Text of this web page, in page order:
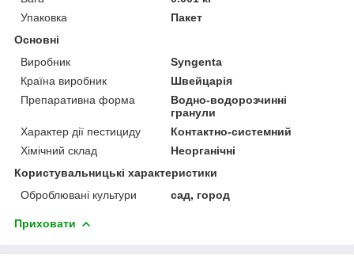
Упаковка
Пакет
Основні
Виробник
Syngenta
Країна виробник
Швейцарія
Препаративна форма
Водно-водорозчинні
гранули
Характер дії пестициду
Контактно-системний
Хімічний склад
Неорганічні
Користувальницькі характеристики
Оброблювані культури
сад, город
Приховати